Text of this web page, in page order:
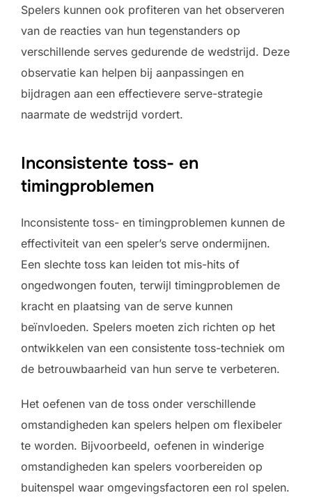
Spelers kunnen ook profiteren van het observeren
van de reacties van hun tegenstanders op
verschillende serves gedurende de wedstrijd. Deze
observatie kan helpen bij aanpassingen en
bijdragen aan een effectievere serve-strategie
naarmate de wedstrijd vordert.
Inconsistente toss- en
timingproblemen
Inconsistente toss- en timingproblemen kunnen de
effectiviteit van een speler’s serve ondermijnen.
Een slechte toss kan leiden tot mis-hits of
ongedwongen fouten, terwijl timingproblemen de
kracht en plaatsing van de serve kunnen
beïnvloeden. Spelers moeten zich richten op het
ontwikkelen van een consistente toss-techniek om
de betrouwbaarheid van hun serve te verbeteren.
Het oefenen van de toss onder verschillende
omstandigheden kan spelers helpen om flexibeler
te worden. Bijvoorbeeld, oefenen in winderige
omstandigheden kan spelers voorbereiden op
buitenspel waar omgevingsfactoren een rol spelen.